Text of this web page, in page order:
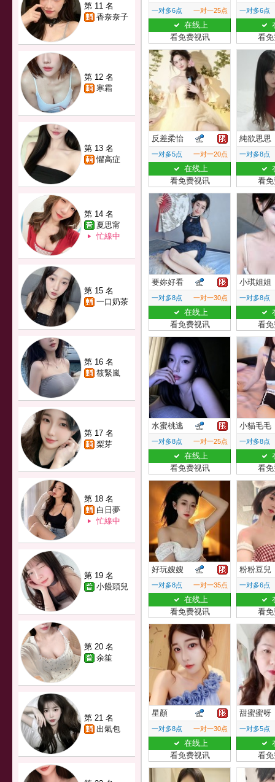
第 11 名
香奈奈子
第 12 名
寒霜
第 13 名
懼高症
第 14 名
夏思甯
忙線中
第 15 名
一口奶茶
第 16 名
筱緊嵐
第 17 名
梨芽
第 18 名
白日夢
忙線中
第 19 名
小饅頭兒
第 20 名
余笙
第 21 名
出氣包
一对多6点 一对一25点
在线上
看免费视讯
一对多6点
看
反差柔怡
一对多5点 一对一20点
在线上
看免费视讯
純欲思思
一对多8点
看
要妳好看
一对多8点 一对一30点
在线上
看免费视讯
小琪姐姐
一对多8点
看
水蜜桃逃
一对多8点 一对一25点
在线上
看免费视讯
小貓毛毛
一对多8点
看
好玩嫂嫂
一对多8点 一对一35点
在线上
看免费视讯
粉粉豆兒
一对多6点
看
星顏
一对多8点 一对一30点
在线上
看免费视讯
甜蜜蜜呀
一对多5点
看